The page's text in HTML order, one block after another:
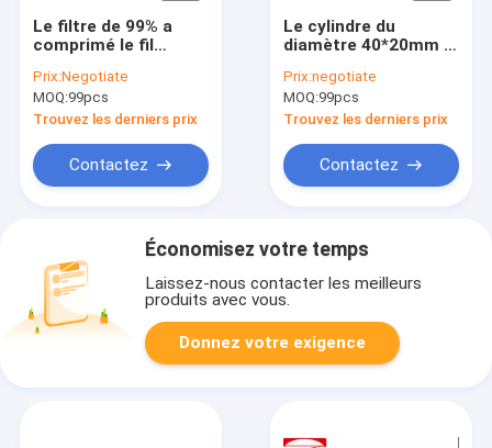
Le filtre de 99% a
comprimé le fil
Customized Sample
Available que l'OEM
acceptent
Prix:Negotiate
MOQ:99pcs
Trouvez les derniers prix
Contactez
Le cylindre du
diamètre 40*20mm a
l'échappement Mesh
Gasket Support
Rings Alkali de fil
Prix:negotiate
MOQ:99pcs
Trouvez les derniers prix
Contactez
Économisez votre temps
Laissez-nous contacter les meilleurs
produits avec vous.
Donnez votre exigence